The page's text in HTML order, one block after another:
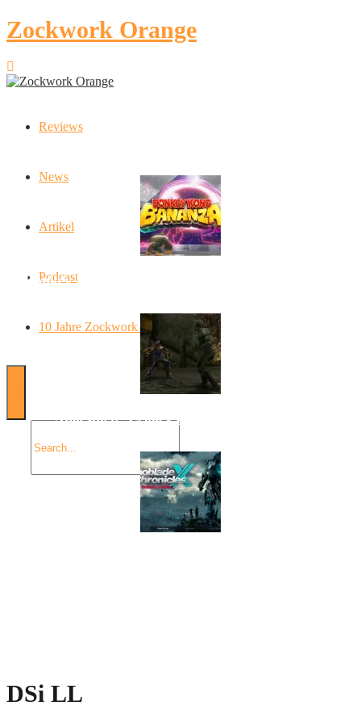
Zockwork Orange
Reviews
News
Artikel
Podcast
10 Jahre Zockwork Orange
Donkey Kong Bananza: “Ich mache alles kaputt!”
Angespielt: Legacy of Kain: Soul Reaver
DSi LL